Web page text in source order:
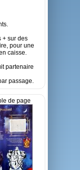
+ sur des
pour une
caisse.
partenaire
passage.
de page